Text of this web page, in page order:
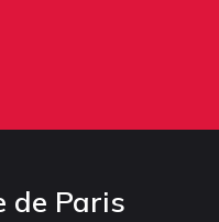
de Paris